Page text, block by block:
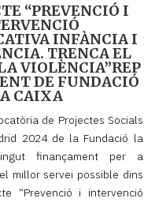
“PREVENCIÓ I
INFÀNCIA I
TRENCA EL
VIOLÈNCIA”REP
DE FUNDACIÓ
CAIXA
de Projectes Socials
2024 de la Fundació la
finançament per a
millor servei possible dins
“Prevenció i intervenció